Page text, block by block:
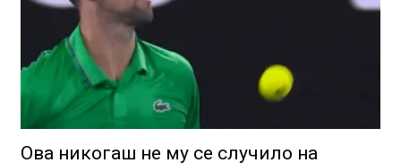
Ова никогаш не му се случило на